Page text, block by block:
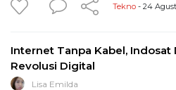
Tekno - 24
Internet Tanpa Kabel, Indosat
Revolusi Digital
Lisa Emilda